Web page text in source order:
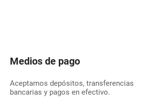
Medios de pago
Aceptamos depósitos, transferencias
bancarias y pagos en efectivo.